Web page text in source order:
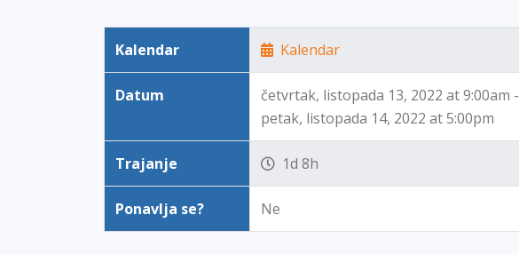
Kalendar Kalendar
Datum
četvrtak, listopada 13, 2022 at 9:00am -
petak, listopada 14, 2022 at 5:00pm
Trajanje 1d 8h
Ponavlja se? Ne